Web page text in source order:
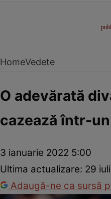
HomeVedete
O adevărată
cazează într-
3 ianuarie 2022 5:00
Ultima actualizare: 29
Adaugă-ne ca sursă